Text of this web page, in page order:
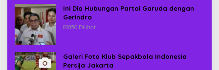
Ini Dia Hubungan Partai Garuda dengan
Gerindra
82850 Dilihat
Galeri Foto Klub Sepakbola Indonesia
Persija Jakarta